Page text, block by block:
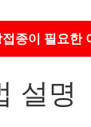
종이 필요한
설명